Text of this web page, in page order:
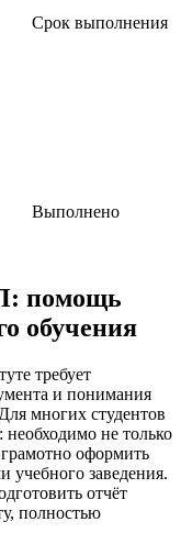
Срок выполнения
Выполнено
помощь
обучения
требует
и понимания
многих студентов
необходимо не только
оформить
учебного заведения.
отчёт
полностью